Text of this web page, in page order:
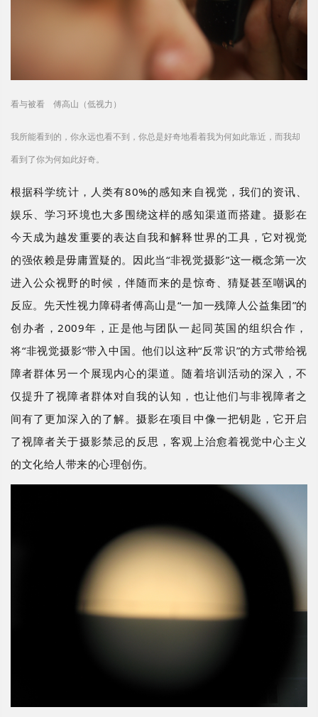
看与被看 傅高山（低视力）
我所能看到的，你永远也看不到，你总是好奇地看着我为何如此靠近，而我却
看到了你为何如此好奇。
根据科学统计，人类有80%的感知来自视觉，我们的资讯、
娱乐、学习环境也大多围绕这样的感知渠道而搭建。摄影在
今天成为越发重要的表达自我和解释世界的工具，它对视觉
的强依赖是毋庸置疑的。因此当“非视觉摄影”这一概念第一次
进入公众视野的时候，伴随而来的是惊奇、猜疑甚至嘲讽的
反应。先天性视力障碍者傅高山是“一加一残障人公益集团”的
创办者，2009年，正是他与团队一起同英国的组织合作，
将“非视觉摄影”带入中国。他们以这种“反常识”的方式带给视
障者群体另一个展现内心的渠道。随着培训活动的深入，不
仅提升了视障者群体对自我的认知，也让他们与非视障者之
间有了更加深入的了解。摄影在项目中像一把钥匙，它开启
了视障者关于摄影禁忌的反思，客观上治愈着视觉中心主义
的文化给人带来的心理创伤。